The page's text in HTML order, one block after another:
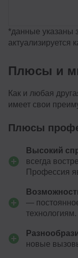
*данные указаны
актуализируется
Плюсы и
Как и любая
имеет свои
Плюсы
Высокий
всегда
Профессия
—
технологиям.
новые